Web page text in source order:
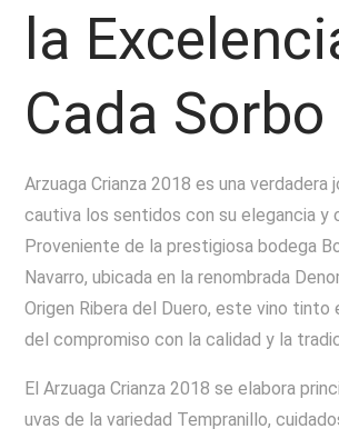
la
Cada Sorbo
Arzuaga Crianza 2018 es una verdadera
cautiva los sentidos con su elegancia y
Proveniente de la prestigiosa bodega
Navarro, ubicada en la renombrada
Origen Ribera del Duero, este vino tinto
del compromiso con la calidad y la
El Arzuaga Crianza 2018 se elabora
uvas de la variedad Tempranillo,